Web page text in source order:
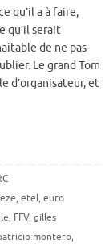
qu’il a à faire,
qu’il serait
de ne pas
Le grand Tom
d’organisateur, et
, etel, euro
, FFV, gilles
montero,